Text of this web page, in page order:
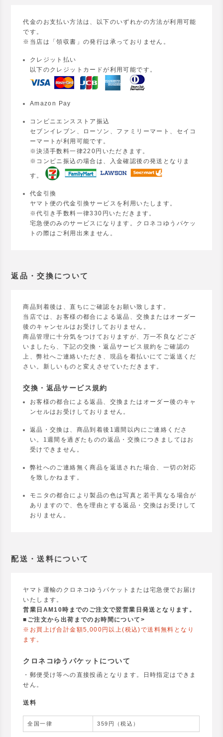
代金のお支払い方法は、以下のいずれかの方法が利用可能
です。
※当店は「領収書」の発行は承っておりません。
クレジット払い
以下のクレジットカードが利用可能です。
Amazon Pay
コンビニエンスストア振込
セブンイレブン、ローソン、ファミリーマート、セイコ
ーマートが利用可能です。
※決済手数料一律220円いただきます。
※コンビニ振込の場合は、入金確認後の発送となりま
す。
代金引換
ヤマト便の代金引換サービスを利用いたします。
※代引き手数料一律330円いただきます。
宅急便のみのサービスになります。クロネコゆうパケッ
トの際はご利用出来ません。
返品・交換について
商品到着後は、直ちにご確認をお願い致します。
当店では、お客様の都合による返品、交換またはオーダー
後のキャンセルはお受けしておりません。
商品管理に十分気をつけておりますが、万一不良などござ
いましたら、下記の交換・返品サービス規約をご確認の
上、弊社へご連絡いただき、現品を着払いにてご返送くだ
さい。新しいものと変えさせていただきます。
交換・返品サービス規約
お客様の都合による返品、交換またはオーダー後のキャ
ンセルはお受けしておりません。
返品・交換は、商品到着後1週間以内にご連絡くださ
い。1週間を過ぎたものの返品・交換につきましてはお
受けできません。
弊社へのご連絡無く商品を返送された場合、一切の対応
を致しかねます。
モニタの都合により製品の色は写真と若干異なる場合が
ありますので、色を理由とする返品・交換はお受けして
おりません。
配送・送料について
ヤマト運輸のクロネコゆうパケットまたは宅急便でお届け
いたします。
営業日AM10時までのご注文で翌営業日発送となります。
■ ご注文から出荷までのお時間について>
※お買上げ合計金額5,000円以上(税込)で送料無料となり
ます。
クロネコゆうパケットについて
・郵便受け等への直接投函となります。日時指定はできま
せん。
送料
全国一律 359円（税込）